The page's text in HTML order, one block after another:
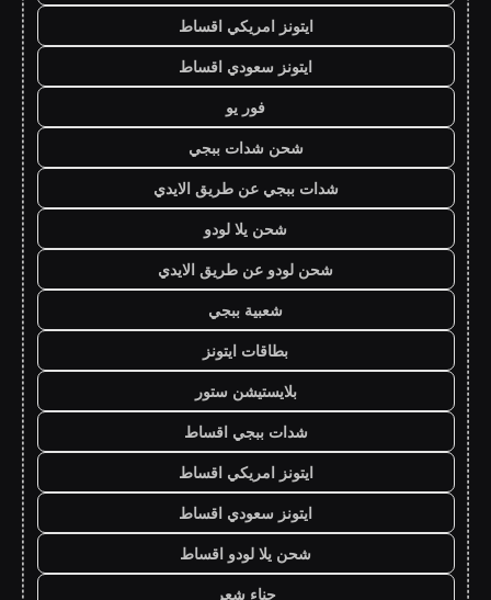
ايتونز امريكي اقساط
ايتونز سعودي اقساط
فور يو
شحن شدات ببجي
شدات ببجي عن طريق الايدي
شحن يلا لودو
شحن لودو عن طريق الايدي
شعبية ببجي
بطاقات ايتونز
بلايستيشن ستور
شدات ببجي اقساط
ايتونز امريكي اقساط
ايتونز سعودي اقساط
شحن يلا لودو اقساط
حناء شعر